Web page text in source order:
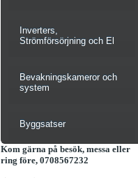
Inverters,
Strömförsörjning och El
Bevakningskameror och
system
Byggsatser
Kom gärna på besök, messa eller
ring före, 0708567232